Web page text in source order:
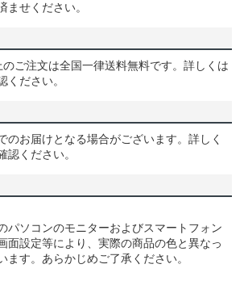
ませください。
ご注文は全国一律送料無料です。詳しくは
ください。
のお届けとなる場合がございます。詳しく
認ください。
パソコンのモニターおよびスマートフォン
面設定等により、実際の商品の色と異なっ
ます。あらかじめご了承ください。